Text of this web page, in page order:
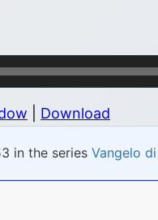
Download
in the series Vangelo